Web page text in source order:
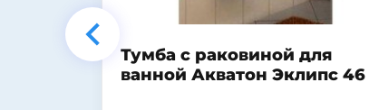
Шкаф-пенал Style Line Лофт
30 бетон